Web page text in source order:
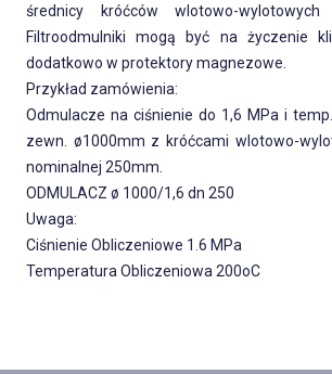
średnicy króćców wlotowo-
Filtroodmulniki mogą być na życzenie
dodatkowo w protektory magnezowe.
Przykład zamówienia:
Odmulacze na ciśnienie do 1,6 MPa i
zewn. ø1000mm z króćcami wlotowo-
nominalnej 250mm.
ODMULACZ ø 1000/1,6 dn 250
Uwaga:
Ciśnienie Obliczeniowe 1.6 MPa
Temperatura Obliczeniowa 200oC